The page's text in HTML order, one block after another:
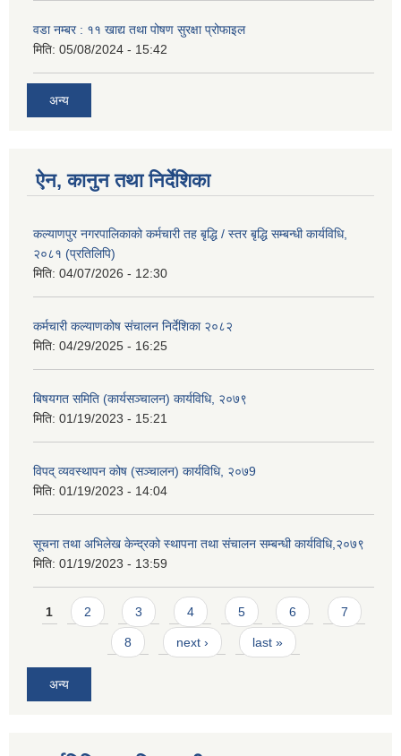
वडा नम्बर : ११ खाद्य तथा पोषण सुरक्षा प्रोफाइल
मिति: 05/08/2024 - 15:42
अन्य
ऐन, कानुन तथा निर्देशिका
कल्याणपुर नगरपालिकाको कर्मचारी तह बृद्धि / स्तर बृद्धि सम्बन्धी कार्यविधि,
२०८१ (प्रतिलिपि)
मिति: 04/07/2026 - 12:30
कर्मचारी कल्याणकोष संचालन निर्देशिका २०८२
मिति: 04/29/2025 - 16:25
बिषयगत समिति (कार्यसञ्चालन) कार्यविधि, २०७९
मिति: 01/19/2023 - 15:21
विपद् व्यवस्थापन कोष (सञ्चालन) कार्यविधि, २०७9
मिति: 01/19/2023 - 14:04
सूचना तथा अभिलेख केन्द्रको स्थापना तथा संचालन सम्बन्धी कार्यविधि,२०७९
मिति: 01/19/2023 - 13:59
Pages
1 2 3 4 5 6 7
8 next › last »
अन्य